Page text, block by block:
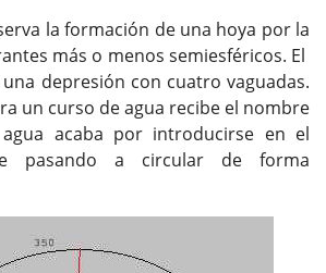
la formación de una hoya por la
más o menos semiesféricos. El
depresión con cuatro vaguadas.
un curso de agua recibe el nombre
acaba por introducirse en el
pasando a circular de forma